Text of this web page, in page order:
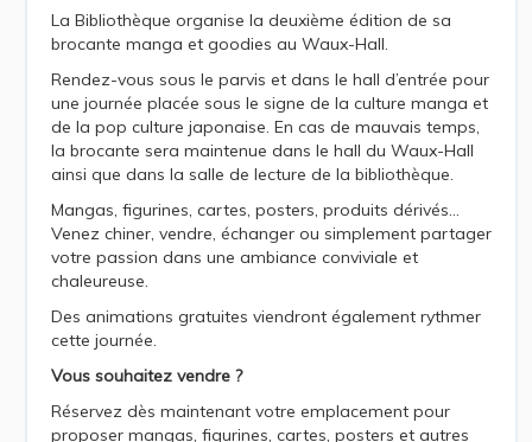
La Bibliothèque organise la deuxième édition de sa
brocante manga et goodies au Waux-Hall.
Rendez-vous sous le parvis et dans le hall d’entrée pour
une journée placée sous le signe de la culture manga et
de la pop culture japonaise. En cas de mauvais temps,
la brocante sera maintenue dans le hall du Waux-Hall
ainsi que dans la salle de lecture de la bibliothèque.
Mangas, figurines, cartes, posters, produits dérivés…
Venez chiner, vendre, échanger ou simplement partager
votre passion dans une ambiance conviviale et
chaleureuse.
Des animations gratuites viendront également rythmer
cette journée.
Vous souhaitez vendre ?
Réservez dès maintenant votre emplacement pour
proposer mangas, figurines, cartes, posters et autres